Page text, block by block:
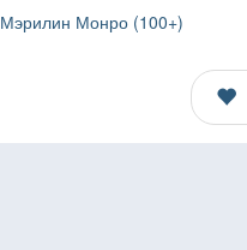
Мэрилин Монро (100+)